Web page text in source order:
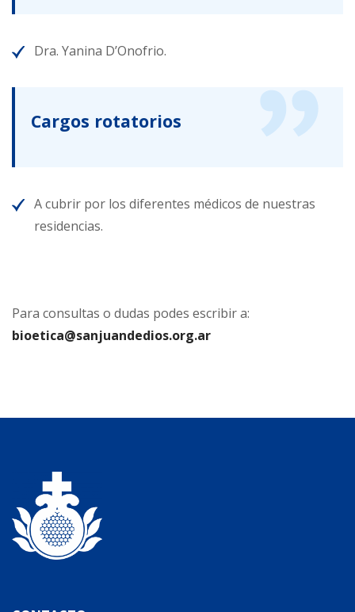
Dra. Yanina D’Onofrio.
Cargos rotatorios
A cubrir por los diferentes médicos de nuestras
residencias.
Para consultas o dudas podes escribir a:
bioetica@sanjuandedios.org.ar